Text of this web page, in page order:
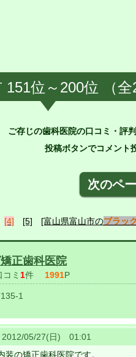
位～200位 （全
ご存じの歯科医院の口コミ・評
投稿ボタンでコメント
次のペ
[4] [5] [富山県富山市のブラッ
正歯科医院
ミ 1件 1991P
1
05/27(日) 01:01
装の矯正歯科医院です。